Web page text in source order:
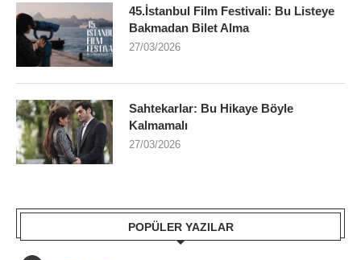
45.İstanbul Film Festivali: Bu Listeye
Bakmadan Bilet Alma
27/03/2026
Sahtekarlar: Bu Hikaye Böyle
Kalmamalı
27/03/2026
POPÜLER YAZILAR